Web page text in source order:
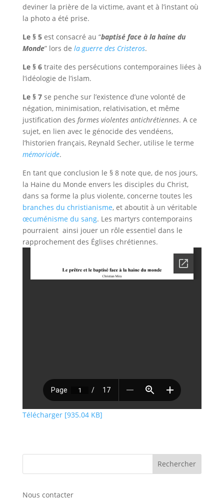
deviner la prière de la victime, avant et à l’instant où
la photo a été prise.
Le § 5est consacré au “baptisé face à la haine du
Monde” lors de la guerre des Cristeros.
Le § 6traite des persécutions contemporaines liées à
l’idéologie de l’islam.
Le § 7se penche sur l’existence d’une volonté de
négation, minimisation, relativisation, et même
justification des formes violentes antichrétiennes. A ce
sujet, en lien avec le génocide des vendéens,
l’historien français, Reynald Secher, utilise le terme
mémoricide.
En tant que conclusion le § 8 note que, de nos jours,
la Haine du Monde envers les disciples du Christ,
dans sa forme la plus violente, concerne toutes les
branches du christianisme, et aboutit à un véritable
œcuménisme du sang. Les martyrs contemporains
pourraient ainsi jouer un rôle essentiel dans le
rapprochement des Églises chrétiennes.
Télécharger [935.04 KB]
Nous contacter